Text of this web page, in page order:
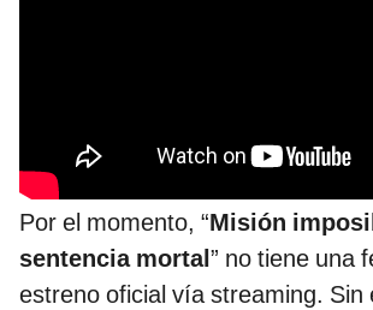
Por el momento, “Misión
sentencia mortal” no tiene una
estreno oficial vía streaming. Sin